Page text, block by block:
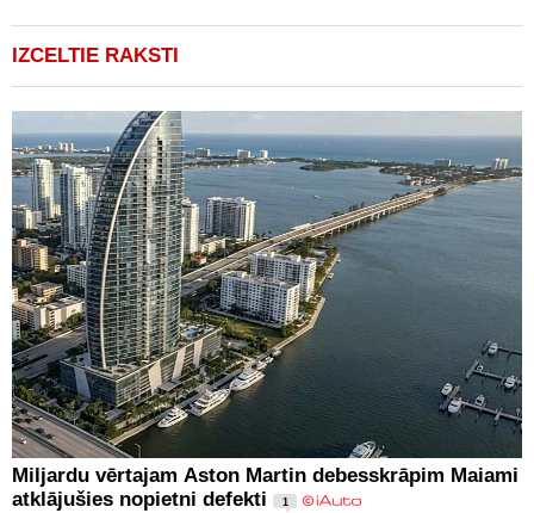
IZCELTIE RAKSTI
Miljardu vērtajam Aston Martin debesskrāpim Maiami
atklājušies nopietni defekti
1